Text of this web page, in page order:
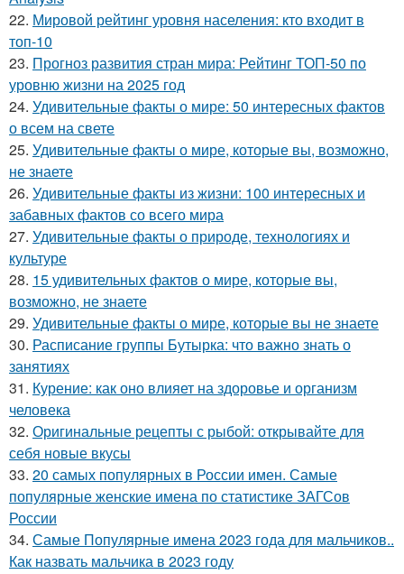
22. Мировой рейтинг уровня населения: кто входит в
топ-10
23. Прогноз развития стран мира: Рейтинг ТОП-50 по
уровню жизни на 2025 год
24. Удивительные факты о мире: 50 интересных фактов
о всем на свете
25. Удивительные факты о мире, которые вы, возможно,
не знаете
26. Удивительные факты из жизни: 100 интересных и
забавных фактов со всего мира
27. Удивительные факты о природе, технологиях и
культуре
28. 15 удивительных фактов о мире, которые вы,
возможно, не знаете
29. Удивительные факты о мире, которые вы не знаете
30. Расписание группы Бутырка: что важно знать о
занятиях
31. Курение: как оно влияет на здоровье и организм
человека
32. Оригинальные рецепты с рыбой: открывайте для
себя новые вкусы
33. 20 самых популярных в России имен. Самые
популярные женские имена по статистике ЗАГСов
России
34. Самые Популярные имена 2023 года для мальчиков..
Как назвать мальчика в 2023 году